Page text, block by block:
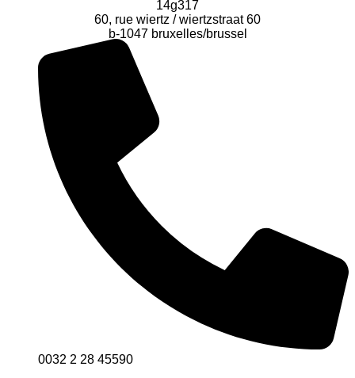
14g317
60, rue wiertz / wiertzstraat 60
b-1047 bruxelles/brussel
0032 2 28 45590